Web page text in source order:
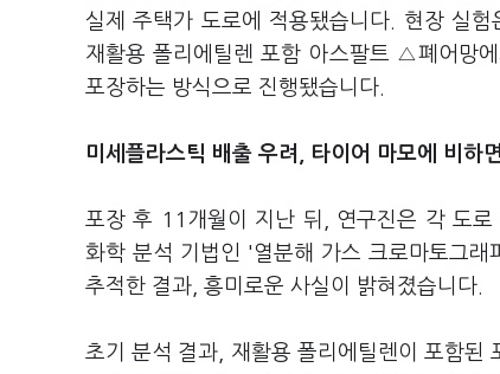
실제 주택가 도로에 적용됐습니다. 현장 실
재활용 폴리에틸렌 포함 아스팔트 △폐어망
포장하는 방식으로 진행됐습니다.
미세플라스틱 배출 우려, 타이어 마모에 비하
포장 후 11개월이 지난 뒤, 연구진은 각 도
화학 분석 기법인 '열분해 가스 크로마토그
추적한 결과, 흥미로운 사실이 밝혀졌습니다.
초기 분석 결과, 재활용 폴리에틸렌이 포함된